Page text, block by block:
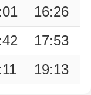
16:26
17:53
19:13